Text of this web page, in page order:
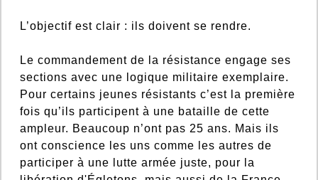
L’objectif est clair : ils doivent se rendre.
Le commandement de la résistance engage ses
sections avec une logique militaire exemplaire.
Pour certains jeunes résistants c’est la première
fois qu’ils participent à une bataille de cette
ampleur. Beaucoup n’ont pas 25 ans. Mais ils
ont conscience les uns comme les autres de
participer à une lutte armée juste, pour la